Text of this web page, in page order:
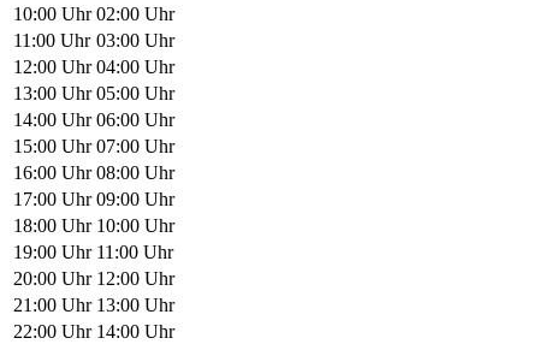
10:00 Uhr 02:00 Uhr
11:00 Uhr 03:00 Uhr
12:00 Uhr 04:00 Uhr
13:00 Uhr 05:00 Uhr
14:00 Uhr 06:00 Uhr
15:00 Uhr 07:00 Uhr
16:00 Uhr 08:00 Uhr
17:00 Uhr 09:00 Uhr
18:00 Uhr 10:00 Uhr
19:00 Uhr 11:00 Uhr
20:00 Uhr 12:00 Uhr
21:00 Uhr 13:00 Uhr
22:00 Uhr 14:00 Uhr